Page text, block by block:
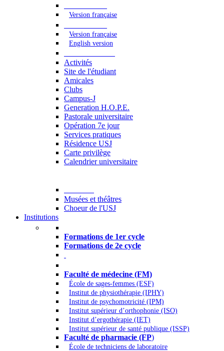
Version française
Version française
English version
Activités
Site de l'étudiant
Amicales
Clubs
Campus-J
Generation H.O.P.E.
Pastorale universitaire
Opération 7e jour
Services pratiques
Résidence USJ
Carte privilège
Calendrier universitaire
Musées et théâtres
Choeur de l'USJ
Institutions
Formations de 1er cycle
Formations de 2e cycle
Faculté de médecine (FM)
École de sages-femmes (ESF)
Institut de physiothérapie (IPHY)
Institut de psychomotricité (IPM)
Institut supérieur d’orthophonie (ISO)
Institut d’ergothérapie (IET)
Institut supérieur de santé publique (ISSP)
Faculté de pharmacie (FP)
École de techniciens de laboratoire